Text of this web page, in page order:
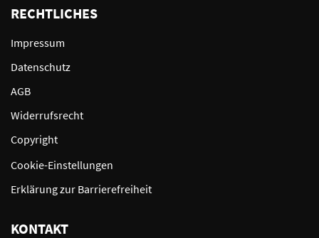
RECHTLICHES
Impressum
Datenschutz
AGB
Widerrufsrecht
Copyright
Cookie-Einstellungen
Erklärung zur Barrierefreiheit
KONTAKT